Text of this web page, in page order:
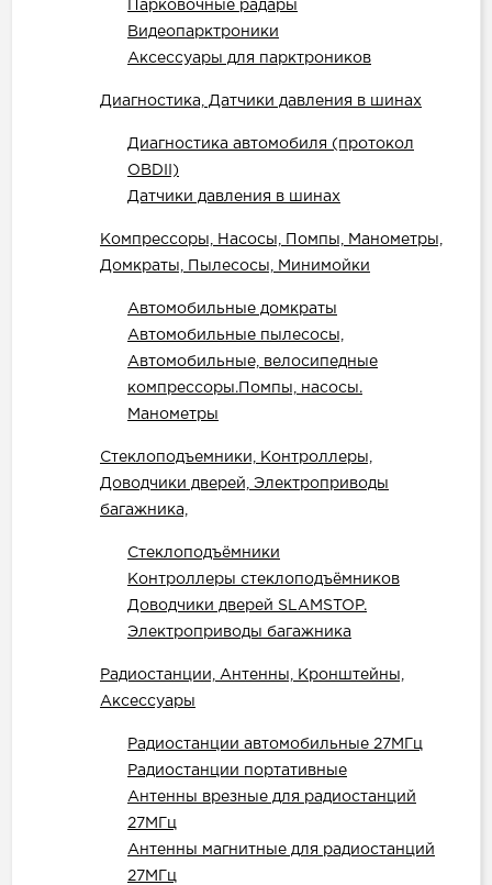
Парковочные радары
Видеопарктроники
Аксессуары для парктроников
Диагностика, Датчики давления в шинах
Диагностика автомобиля (протокол
OBDII)
Датчики давления в шинах
Компрессоры, Насосы, Помпы, Манометры,
Домкраты, Пылесосы, Минимойки
Автомобильные домкраты
Автомобильные пылесосы,
Автомобильные, велосипедные
компрессоры.Помпы, насосы.
Манометры
Стеклоподъемники, Контроллеры,
Доводчики дверей, Электроприводы
багажника,
Стеклоподъёмники
Контроллеры стеклоподъёмников
Доводчики дверей SLAMSTOP.
Электроприводы багажника
Радиостанции, Антенны, Кронштейны,
Аксессуары
Радиостанции автомобильные 27МГц
Радиостанции портативные
Антенны врезные для радиостанций
27МГц
Антенны магнитные для радиостанций
27МГц